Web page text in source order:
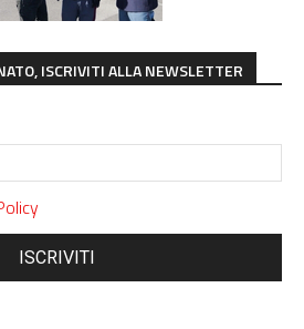
ISCRIVITI ALLA NEWSLETTER
ISCRIVITI